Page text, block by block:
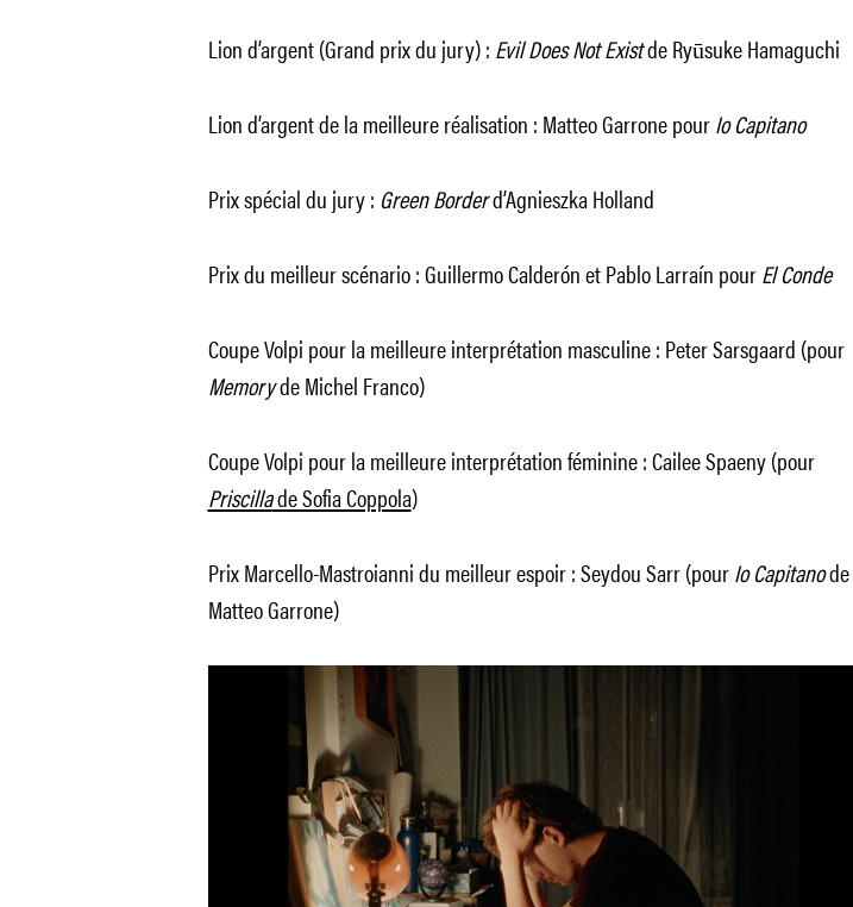
Lion d’argent (Grand prix du jury) : Evil Does Not Existde Ryūsuke Hamaguchi
Lion d’argent de la meilleure réalisation : Matteo Garrone pourIo Capitano
Prix spécial du jury : Green Borderd’Agnieszka Holland
Prix du meilleur scénario : Guillermo Calderón et Pablo Larraín pourEl Conde
Coupe Volpi pour la meilleure interprétation masculine : Peter Sarsgaard (pour
Memoryde Michel Franco)
Coupe Volpi pour la meilleure interprétation féminine : Cailee Spaeny (pour
Priscillade Sofia Coppola)
Prix Marcello-Mastroianni du meilleur espoir : Seydou Sarr (pourIo Capitanode
Matteo Garrone)